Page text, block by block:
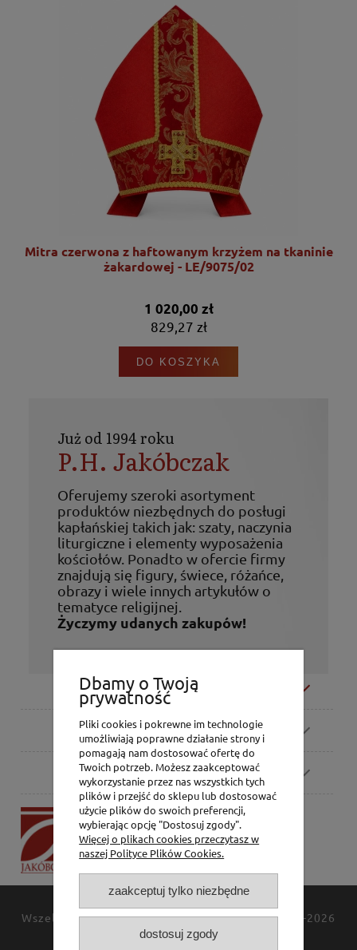
Mitra czerwona z haftowanym krzyżem na tkaninie
żakardowej - LE/9075/02
1 020,00 zł
829,27 zł
DO KOSZYKA
Już od 1994 roku
P.H. Jakóbczak
Oferujemy szeroki asortyment
produktów niezbędnych do posługi
kapłańskiej takich jak: szaty, naczynia
liturgiczne i elementy wyposażenia
kościołów. Ponadto w ofercie firmy
znajdują się figury, świece, różańce,
obrazy i wiele innych artykułów o
tematyce religijnej.
Życzymy udanych zakupów!
Moje konto
Zamówienia
Pomoc
P.H. Jakóbczak
Dorota Jakóbczak
Bialska 2/4,
42-202 Częstochowa
Wszelkie prawa zastrzeżoneJAKÓBCZAK© 1994-2026
Polityka prywatności
Dbamy o Twoją
prywatność
Pliki cookies i pokrewne im technologie
umożliwiają poprawne działanie strony i
pomagają nam dostosować ofertę do
Twoich potrzeb. Możesz zaakceptować
wykorzystanie przez nas wszystkich tych
plików i przejść do sklepu lub dostosować
użycie plików do swoich preferencji,
wybierając opcję "Dostosuj zgody".
Więcej o plikach cookies przeczytasz w
naszej Polityce Plików Cookies.
zaakceptuj tylko niezbędne
dostosuj zgody